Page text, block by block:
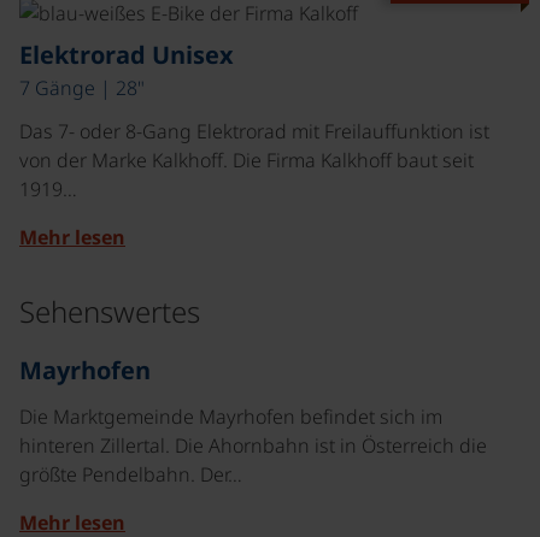
Elektrorad Unisex
7 Gänge | 28"
Das 7- oder 8-Gang Elektrorad mit Freilauffunktion ist
von der Marke Kalkhoff. Die Firma Kalkhoff baut seit
1919…
Mehr lesen
Sehenswertes
Mayrhofen
Die Marktgemeinde Mayrhofen befindet sich im
hinteren Zillertal. Die Ahornbahn ist in Österreich die
größte Pendelbahn. Der…
Mehr lesen